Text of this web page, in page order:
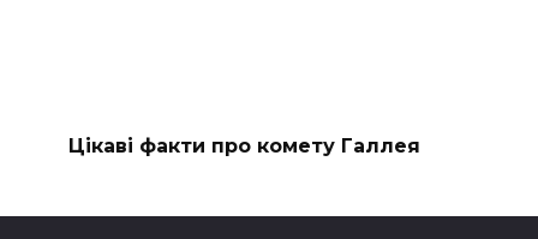
Цікаві факти про комету Галлея